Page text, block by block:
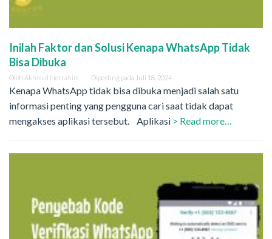
Inilah Faktor dan Solusi Kenapa WhatsApp Tidak
Bisa Dibuka
Oleh Akhmad Norrahim Diposting pada Juli 18, 2024
Kenapa WhatsApp tidak bisa dibuka menjadi salah satu
informasi penting yang pengguna cari saat tidak dapat
mengakses aplikasi tersebut. Aplikasi > Read more…